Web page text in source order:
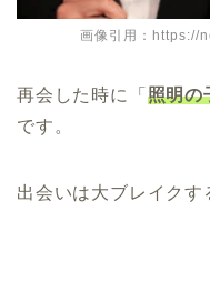
画像引用：
再会した時に「 照明の
です。
出会いは大ブレイクす